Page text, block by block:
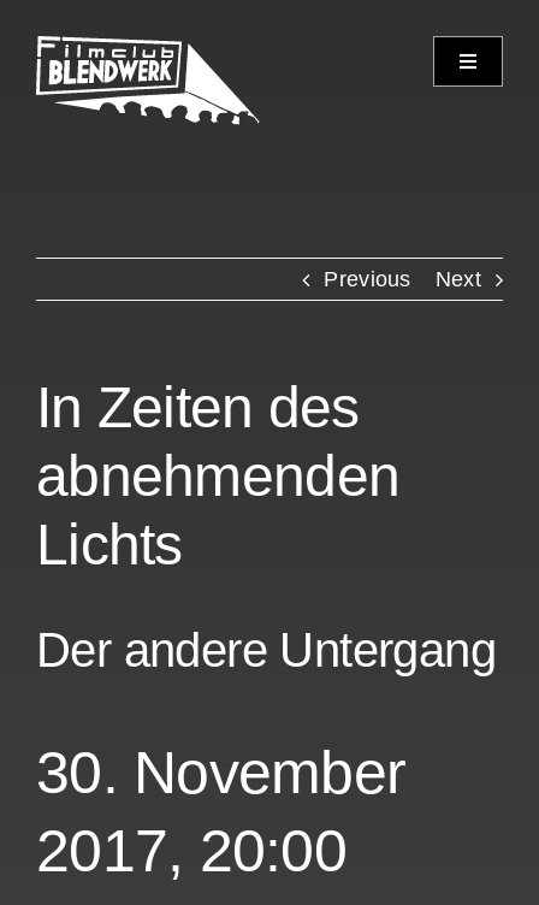
content
Toggle
Verein
Previous Next
In Zeiten des
abnehmenden
Lichts
Der andere Untergang
30. November
2017, 20:00